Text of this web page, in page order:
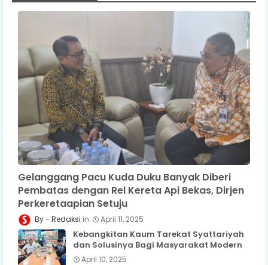
Gelanggang Pacu Kuda Duku Banyak Diberi
Pembatas dengan Rel Kereta Api Bekas, Dirjen
Perkeretaapian Setuju
Redaksi April 11, 2025
Kebangkitan Kaum Tarekat Syattariyah
dan Solusinya Bagi Masyarakat Modern
April 10, 2025